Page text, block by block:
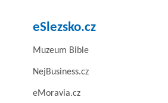
eSlezsko.cz
Muzeum Bible
NejBusiness.cz
eMoravia.cz